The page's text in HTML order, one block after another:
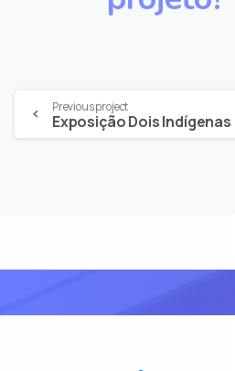
Continue
lendo
Previous project
Exposição Dois